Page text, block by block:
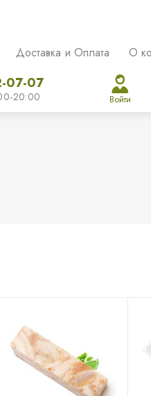
Доставка и Оплата О
07-07
20:00 Войти